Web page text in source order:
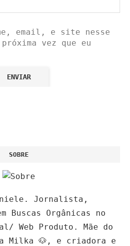
email, e site nesse
vez que eu
SOBRE
Jornalista,
Buscas Orgânicas no
Web Produto. Mãe do
Milka 🐶, e criadora e